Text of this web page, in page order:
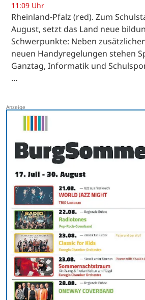
11:09 Uhr
Rheinland-Pfalz (red). Zum
August, setzt das Land neue
Schwerpunkte: Neben
neuen Handyregelungen stehen
Ganztag, Informatik und
…